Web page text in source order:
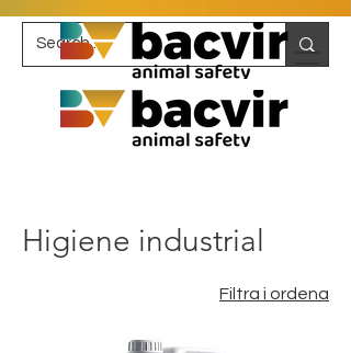
Higiene industrial
Filtra i ordena